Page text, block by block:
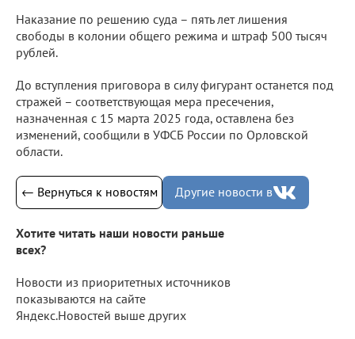
Наказание по решению суда – пять лет лишения
свободы в колонии общего режима и штраф 500 тысяч
рублей.
До вступления приговора в силу фигурант останется под
стражей – соответствующая мера пресечения,
назначенная с 15 марта 2025 года, оставлена без
изменений, сообщили в УФСБ России по Орловской
области.
← Вернуться к новостям Другие новости в
Хотите читать наши новости раньше
всех?
Новости из приоритетных источников
показываются на сайте
Яндекс.Новостей выше других